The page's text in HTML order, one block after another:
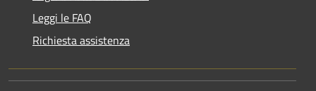
Leggi le FAQ
Richiesta assistenza